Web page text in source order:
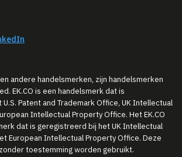
andere handelsmerken, zijn handelsmerken
EK.CO is een handelsmerk dat is
Patent and Trademark Office, UK Intellectual
Intellectual Property Office. Het EK.CO
dat is geregistreerd bij het UK Intellectual
European Intellectual Property Office. Deze
toestemming worden gebruikt.